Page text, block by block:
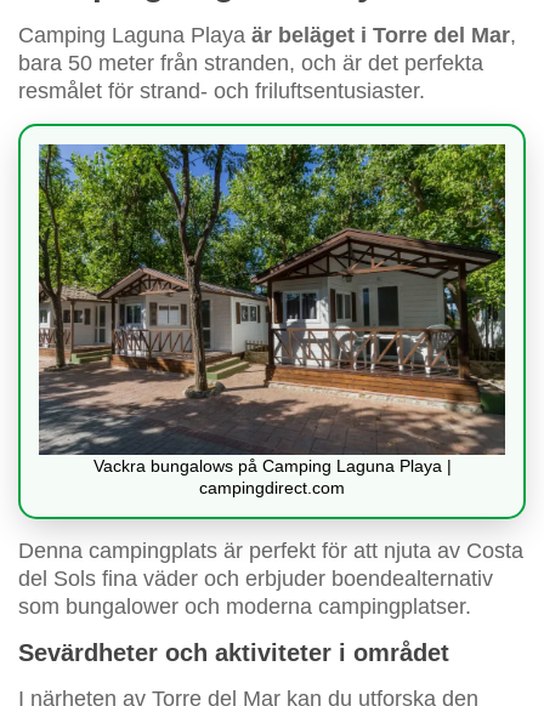
Camping Laguna Playa är beläget i Torre del Mar,
bara 50 meter från stranden, och är det perfekta
resmålet för strand- och friluftsentusiaster.
Vackra bungalows på Camping Laguna Playa |
campingdirect.com
Denna campingplats är perfekt för att njuta av Costa
del Sols fina väder och erbjuder boendealternativ
som bungalower och moderna campingplatser.
Sevärdheter och aktiviteter i området
I närheten av Torre del Mar kan du utforska den